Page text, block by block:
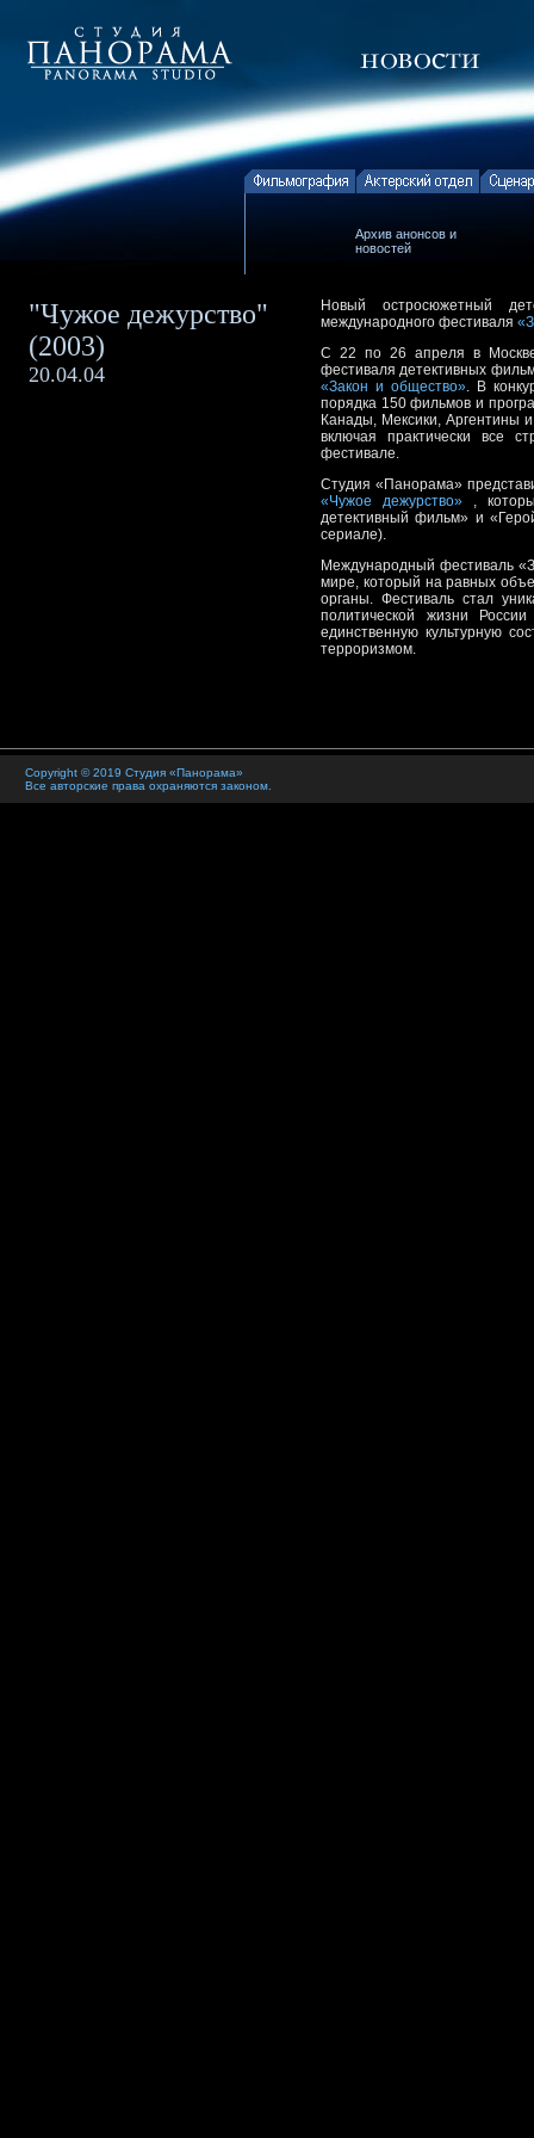
Архив анонсов и
новостей
"Чужое дежурство"
(2003)
20.04.04
Новый остросюжетный
международного фестиваля
С 22 по 26 апреля в
фестиваля детективных
«Закон и общество». В
порядка 150 фильмов и
Канады, Мексики, Аргентины
включая практически все
фестивале.
Студия «Панорама»
«Чужое дежурство»,
детективный фильм» и
сериале).
Международный фестиваль
мире, который на равных
органы. Фестиваль стал
политической жизни
единственную культурную
терроризмом.
Copyright © 2019 Студия «Панорама»
Все авторские права охраняются законом.